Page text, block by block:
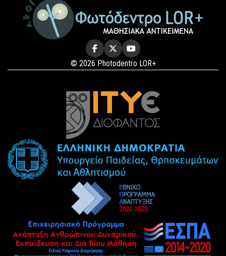
© 2026 Photodentro LOR+